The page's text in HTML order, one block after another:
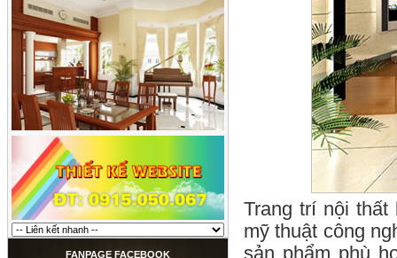
FANPAGE FACEBOOK
Trang trí nội
mỹ thuật công
sản phẩm phù